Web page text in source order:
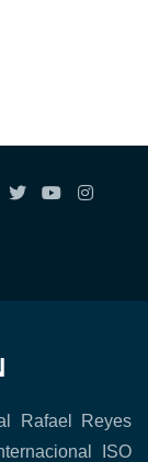
Rafael Reyes
ISO